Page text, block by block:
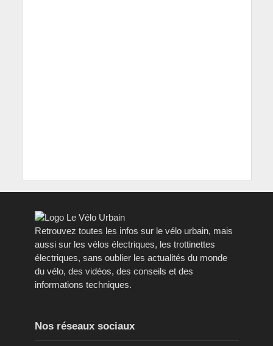
Retrouvez toutes les infos sur le vélo urbain, mais
aussi sur les vélos électriques, les trottinettes
électriques, sans oublier les actualités du monde
du vélo, des vidéos, des conseils et des
informations techniques.
Nos réseaux sociaux